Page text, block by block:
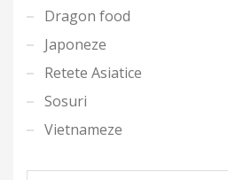
Dragon food
Japoneze
Retete Asiatice
Sosuri
Vietnameze